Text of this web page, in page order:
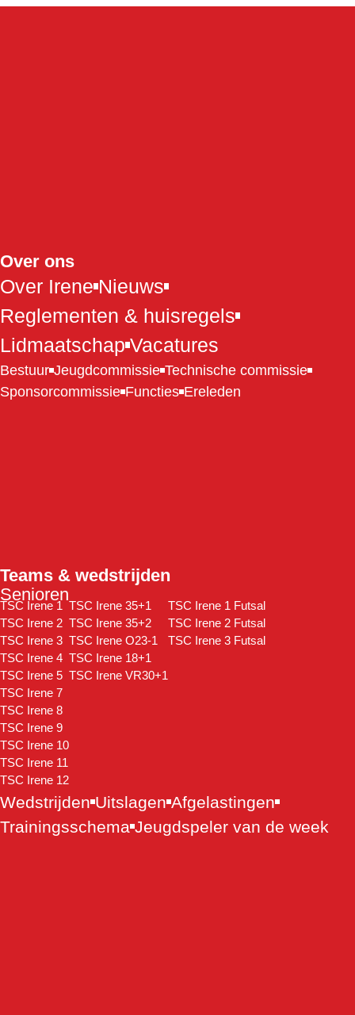
Over ons
Over Irene Nieuws
Reglementen & huisregels
Lidmaatschap Vacatures
Bestuur Jeugdcommissie Technische commissie
Sponsorcommissie Functies Ereleden
Teams & wedstrijden
Senioren
TSC Irene 1
TSC Irene 2
TSC Irene 3
TSC Irene 4
TSC Irene 5
TSC Irene 7
TSC Irene 8
TSC Irene 9
TSC Irene 10
TSC Irene 11
TSC Irene 12
TSC Irene 35+1
TSC Irene 35+2
TSC Irene O23-1
TSC Irene 18+1
TSC Irene VR30+1
TSC Irene 1 Futsal
TSC Irene 2 Futsal
TSC Irene 3 Futsal
Wedstrijden Uitslagen Afgelastingen
Trainingsschema Jeugdspeler van de week